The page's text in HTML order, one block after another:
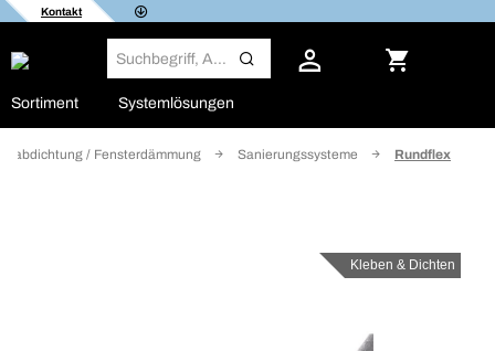
Kontakt
Sortiment Systemlösungen
/ Fensterdämmung Sanierungssysteme Rundflex
Kleben & Dichten